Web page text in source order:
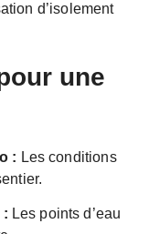
d’isolement
une
: Les conditions
: Les points d’eau